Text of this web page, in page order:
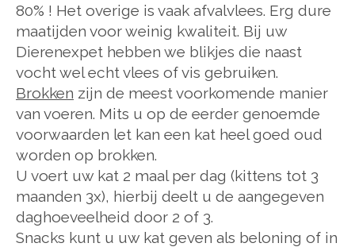
80% ! Het overige is vaak afvalvlees. Erg dure
maatijden voor weinig kwaliteit. Bij uw
Dierenexpet hebben we blikjes die naast
vocht wel echt vlees of vis gebruiken.
Brokken zijn de meest voorkomende manier
van voeren. Mits u op de eerder genoemde
voorwaarden let kan een kat heel goed oud
worden op brokken.
U voert uw kat 2 maal per dag (kittens tot 3
maanden 3x), hierbij deelt u de aangegeven
daghoeveelheid door 2 of 3.
Snacks kunt u uw kat geven als beloning of in